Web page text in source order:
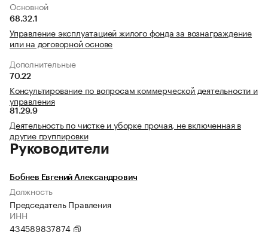
Основной
68.32.1
Управление эксплуатацией жилого фонда за вознаграждение
или на договорной основе
Дополнительные
70.22
Консультирование по вопросам коммерческой деятельности и
управления
81.29.9
Деятельность по чистке и уборке прочая, не включенная в
другие группировки
Руководители
Бобнев Евгений Александрович
Должность
Председатель Правления
ИНН
434589837874